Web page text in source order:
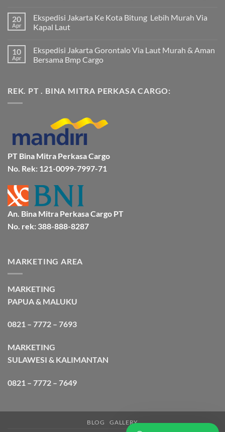
komentar
pada
Ekspedisi
Murah
dan
Terpercaya
Jakarta
ke
20
Apr
Ekspedisi Jakarta Ke Kota Bitung Lebih Murah Via
Kapal Laut
komentar
pada
Ekspedisi
Bitung
Lebih
10
Apr
Ekspedisi Jakarta Gorontalo Via Laut Murah & Aman
Bersama Bmp Cargo
pada
Ekspedisi
&
Aman
Bersama
Bmp
Cargo
REK. PT . BINA MITRA PERKASA CARGO:
PT Bina Mitra Perkasa Cargo
No. Rek: 121-0099-7997-71
An. Bina Mitra Perkasa Cargo PT
No. rek: 388-888-8287
MARKETING AREA
MARKETING
PAPUA & MALUKU
0821 – 7772 – 7693
MARKETING
SULAWESI & KALIMANTAN
0821 – 7772 – 7649
BLOG GALLERY